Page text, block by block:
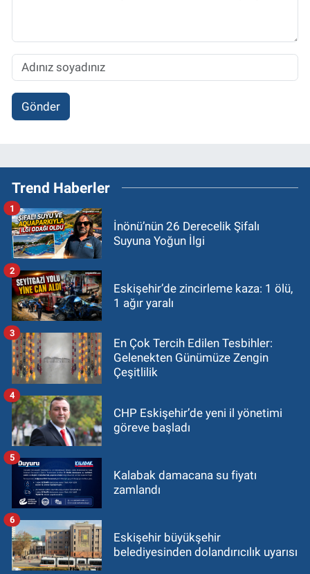
Gönder
Trend Haberler
İnönü’nün 26 Derecelik Şifalı
Suyuna Yoğun İlgi
1
Eskişehir’de zincirleme kaza: 1 ölü,
1 ağır yaralı
2
En Çok Tercih Edilen Tesbihler:
Gelenekten Günümüze Zengin
Çeşitlilik
3
CHP Eskişehir’de yeni il yönetimi
göreve başladı
4
Kalabak damacana su fiyatı
zamlandı
5
Eskişehir büyükşehir
belediyesinden dolandırıcılık uyarısı
6